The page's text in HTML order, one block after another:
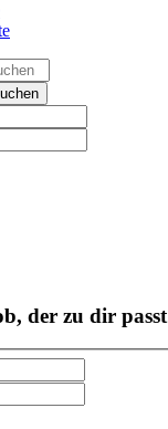
der zu dir passt